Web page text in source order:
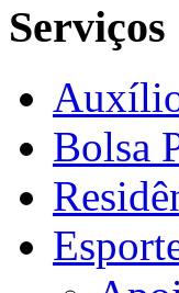
Serviços
Bolsa